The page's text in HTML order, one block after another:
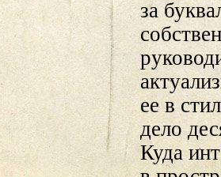
за
ее в
дело
Куда